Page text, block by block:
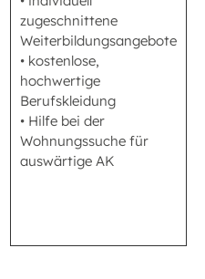
zugeschnittene
Weiterbildungsangebote
• kostenlose,
hochwertige
Berufskleidung
• Hilfe bei der
Wohnungssuche für
auswärtige AK